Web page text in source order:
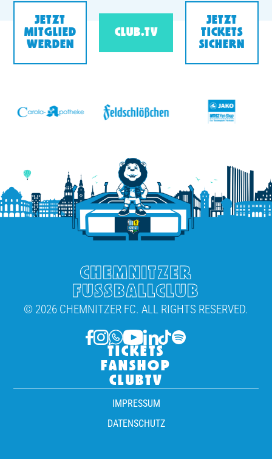
JETZT
MITGLIED
WERDEN
CLUB.TV
JETZT
TICKETS
SICHERN
CHEMNITZER
FUSSBALLCLUB
© 2026 CHEMNITZER FC. ALL RIGHTS RESERVED.
TICKETS
FANSHOP
CLUBTV
IMPRESSUM
DATENSCHUTZ